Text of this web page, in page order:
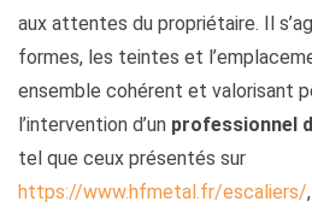
aux attentes du propriétaire. Il
formes, les teintes et
ensemble cohérent et valorisant
l’intervention d’un professionnel
tel que ceux présentés sur
https://www.hfmetal.fr/escaliers/